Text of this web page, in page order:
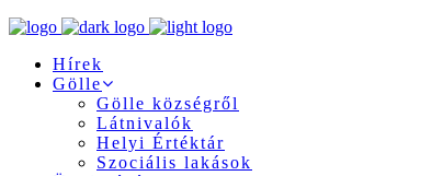
Hírek
Gölle
Gölle községről
Látnivalók
Helyi Értéktár
Szociális lakások